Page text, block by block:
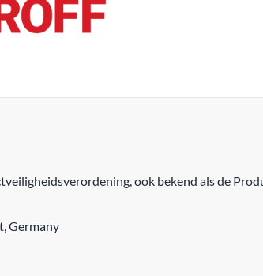
ook bekend als de
Germany